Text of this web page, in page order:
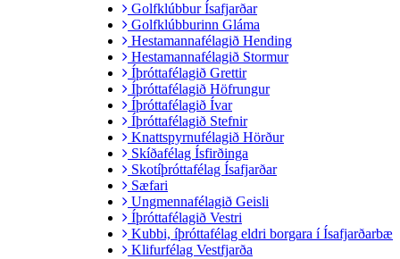
Golfklúbbur Ísafjarðar
Golfklúbburinn Gláma
Hestamannafélagið Hending
Hestamannafélagið Stormur
Íþróttafélagið Grettir
Íþróttafélagið Höfrungur
Íþróttafélagið Ívar
Íþróttafélagið Stefnir
Knattspyrnufélagið Hörður
Skíðafélag Ísfirðinga
Skotíþróttafélag Ísafjarðar
Sæfari
Ungmennafélagið Geisli
Íþróttafélagið Vestri
Kubbi, íþróttafélag eldri borgara í Ísafjarðarbæ
Klifurfélag Vestfjarða